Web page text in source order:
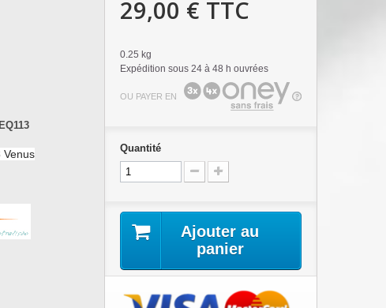
Venus
29,00 € TTC
0.25 kg
Expédition sous 24 à 48 h ouvrées
OU PAYER EN
Quantité
Ajouter au
panier